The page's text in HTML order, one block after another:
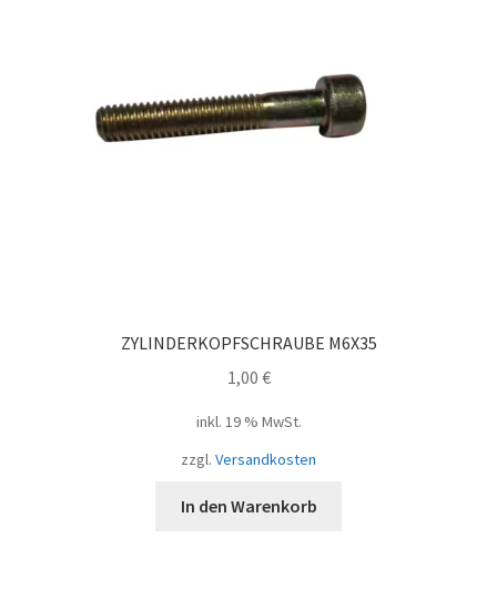
ZYLINDERKOPFSCHRAUBE M6X35
1,00 €
inkl. 19 % MwSt.
zzgl. Versandkosten
In den Warenkorb